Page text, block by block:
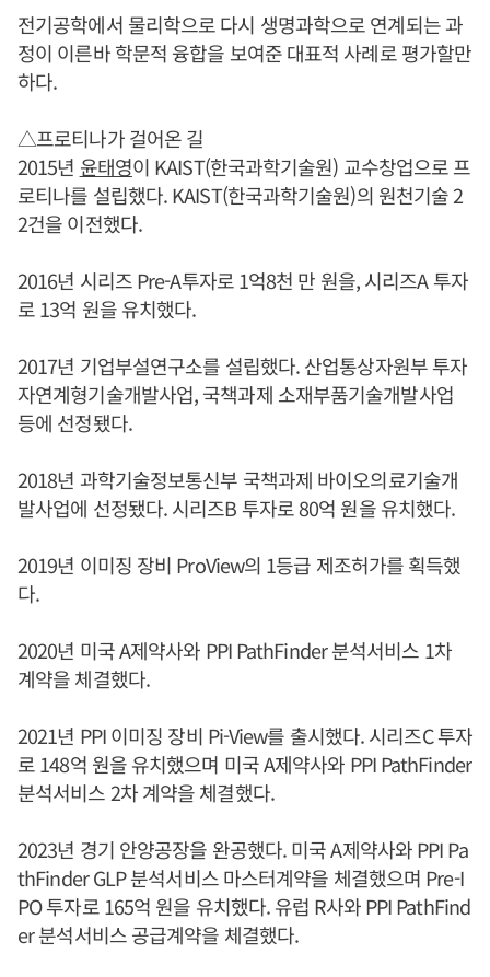
전기공학에서 물리학으로 다시 생명과학으로 연계되는 과
정이 이른바 학문적 융합을 보여준 대표적 사례로 평가할만
하다.
△프로티나가 걸어온 길
2015년 윤태영이 KAIST(한국과학기술원) 교수창업으로 프
로티나를 설립했다. KAIST(한국과학기술원)의 원천기술 2
2건을 이전했다.
2016년 시리즈 Pre-A투자로 1억8천 만 원을, 시리즈A 투자
로 13억 원을 유치했다.
2017년 기업부설연구소를 설립했다. 산업통상자원부 투자
자연계형기술개발사업, 국책과제 소재부품기술개발사업
등에 선정됐다.
2018년 과학기술정보통신부 국책과제 바이오의료기술개
발사업에 선정됐다. 시리즈B 투자로 80억 원을 유치했다.
2019년 이미징 장비 ProView의 1등급 제조허가를 획득했
다.
2020년 미국 A제약사와 PPI PathFinder 분석서비스 1차
계약을 체결했다.
2021년 PPI 이미징 장비 Pi-View를 출시했다. 시리즈C 투자
로 148억 원을 유치했으며 미국 A제약사와 PPI PathFinder
분석서비스 2차 계약을 체결했다.
2023년 경기 안양공장을 완공했다. 미국 A제약사와 PPI Pa
thFinder GLP 분석서비스 마스터계약을 체결했으며 Pre-I
PO 투자로 165억 원을 유치했다. 유럽 R사와 PPI PathFind
er 분석서비스 공급계약을 체결했다.